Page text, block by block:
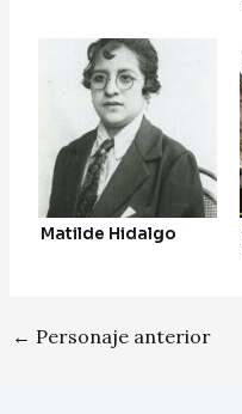
Matilde Hidalgo
← Personaje anterior